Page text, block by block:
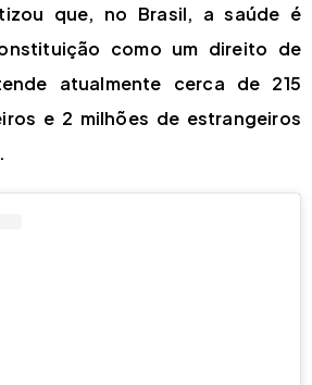
que, no Brasil, a saúde é
como um direito de
atualmente cerca de 215
e 2 milhões de estrangeiros